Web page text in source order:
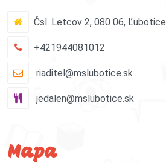
Čsl. Letcov 2, 080 06, Ľubotice
+421944081012
riaditel@mslubotice.sk
jedalen@mslubotice.sk
Mapa